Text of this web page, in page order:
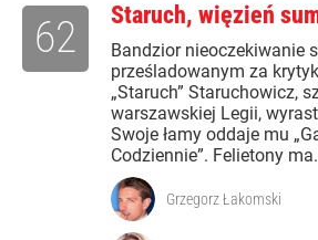
Staruch, więzień
Bandzior nieoczekiwanie
prześladowanym za
„Staruch” Staruchowicz,
warszawskiej Legii,
Swoje łamy oddaje mu
Codziennie”. Felietony
62
Grzegorz Łakomski